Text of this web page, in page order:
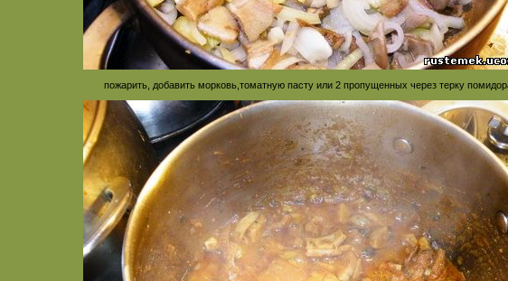
пожарить, добавить морковь,томатную пасту или 2 пропущенных через терку